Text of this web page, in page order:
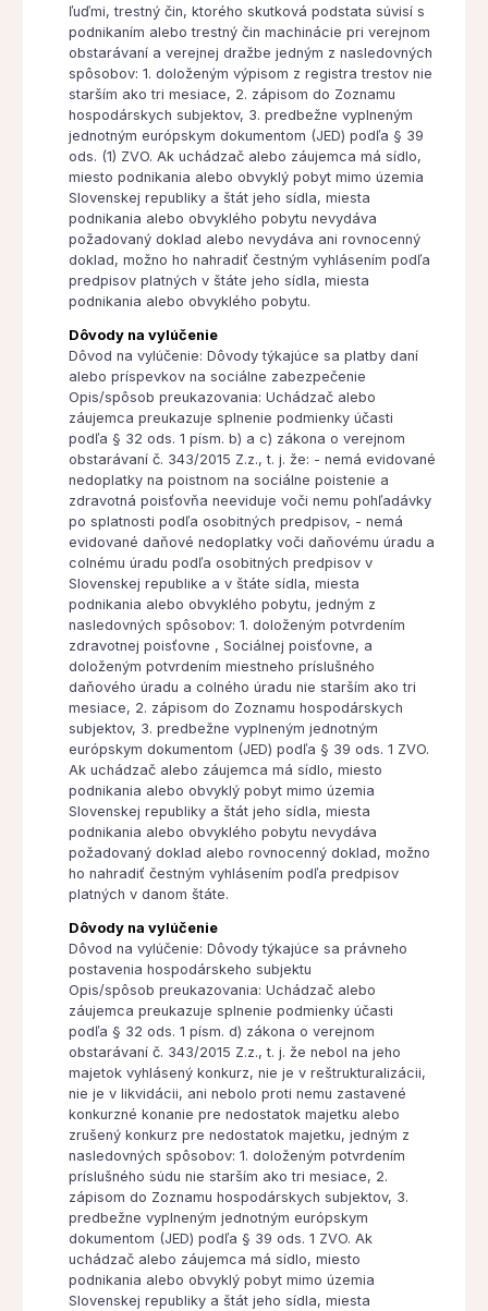
ľuďmi, trestný čin, ktorého skutková podstata súvisí s
podnikaním alebo trestný čin machinácie pri verejnom
obstarávaní a verejnej dražbe jedným z nasledovných
spôsobov: 1. doloženým výpisom z registra trestov nie
starším ako tri mesiace, 2. zápisom do Zoznamu
hospodárskych subjektov, 3. predbežne vyplneným
jednotným európskym dokumentom (JED) podľa § 39
ods. (1) ZVO. Ak uchádzač alebo záujemca má sídlo,
miesto podnikania alebo obvyklý pobyt mimo územia
Slovenskej republiky a štát jeho sídla, miesta
podnikania alebo obvyklého pobytu nevydáva
požadovaný doklad alebo nevydáva ani rovnocenný
doklad, možno ho nahradiť čestným vyhlásením podľa
predpisov platných v štáte jeho sídla, miesta
podnikania alebo obvyklého pobytu.
Dôvody na vylúčenie
Dôvod na vylúčenie: Dôvody týkajúce sa platby daní
alebo príspevkov na sociálne zabezpečenie
Opis/spôsob preukazovania: Uchádzač alebo
záujemca preukazuje splnenie podmienky účasti
podľa § 32 ods. 1 písm. b) a c) zákona o verejnom
obstarávaní č. 343/2015 Z.z., t. j. že: - nemá evidované
nedoplatky na poistnom na sociálne poistenie a
zdravotná poisťovňa neeviduje voči nemu pohľadávky
po splatnosti podľa osobitných predpisov, - nemá
evidované daňové nedoplatky voči daňovému úradu a
colnému úradu podľa osobitných predpisov v
Slovenskej republike a v štáte sídla, miesta
podnikania alebo obvyklého pobytu, jedným z
nasledovných spôsobov: 1. doloženým potvrdením
zdravotnej poisťovne , Sociálnej poisťovne, a
doloženým potvrdením miestneho príslušného
daňového úradu a colného úradu nie starším ako tri
mesiace, 2. zápisom do Zoznamu hospodárskych
subjektov, 3. predbežne vyplneným jednotným
európskym dokumentom (JED) podľa § 39 ods. 1 ZVO.
Ak uchádzač alebo záujemca má sídlo, miesto
podnikania alebo obvyklý pobyt mimo územia
Slovenskej republiky a štát jeho sídla, miesta
podnikania alebo obvyklého pobytu nevydáva
požadovaný doklad alebo rovnocenný doklad, možno
ho nahradiť čestným vyhlásením podľa predpisov
platných v danom štáte.
Dôvody na vylúčenie
Dôvod na vylúčenie: Dôvody týkajúce sa právneho
postavenia hospodárskeho subjektu
Opis/spôsob preukazovania: Uchádzač alebo
záujemca preukazuje splnenie podmienky účasti
podľa § 32 ods. 1 písm. d) zákona o verejnom
obstarávaní č. 343/2015 Z.z., t. j. že nebol na jeho
majetok vyhlásený konkurz, nie je v reštrukturalizácii,
nie je v likvidácii, ani nebolo proti nemu zastavené
konkurzné konanie pre nedostatok majetku alebo
zrušený konkurz pre nedostatok majetku, jedným z
nasledovných spôsobov: 1. doloženým potvrdením
príslušného súdu nie starším ako tri mesiace, 2.
zápisom do Zoznamu hospodárskych subjektov, 3.
predbežne vyplneným jednotným európskym
dokumentom (JED) podľa § 39 ods. 1 ZVO. Ak
uchádzač alebo záujemca má sídlo, miesto
podnikania alebo obvyklý pobyt mimo územia
Slovenskej republiky a štát jeho sídla, miesta